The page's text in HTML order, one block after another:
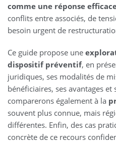
comme une réponse
conflits entre associés, de
besoin urgent de
Ce guide propose une
dispositif préventif, en
juridiques, ses modalités de
bénéficiaires, ses avantages et
comparerons également à la
souvent plus connue, mais
différentes. Enfin, des cas
concrète de ce recours